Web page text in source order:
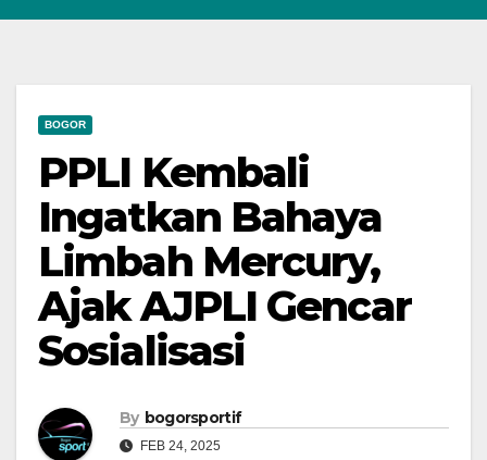
BOGOR
PPLI Kembali
Ingatkan Bahaya
Limbah Mercury,
Ajak AJPLI Gencar
Sosialisasi
By bogorsportif
FEB 24, 2025